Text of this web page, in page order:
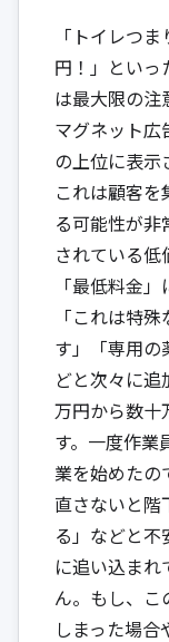
「トイレつ
円！」といっ
は最大限の注
マグネット広
の上位に表示
これは顧客
る可能性が非
されている
「最低料金
「これは特
す」「専用の
どと次々に
万円から数十
す。一度作業
業を始めたの
直さないと階
る」などと
に追い込まれ
ん。もし、こ
しまった場